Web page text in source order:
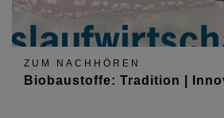
ZUM NACHHÖREN
Biobaustoffe: Tradition |